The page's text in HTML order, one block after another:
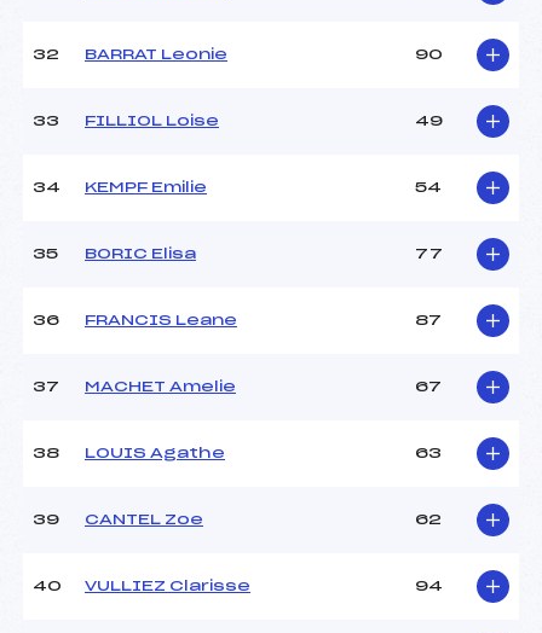
32 BARRAT Leonie 90
33 FILLIOL Loise 49
34 KEMPF Emilie 54
35 BORIC Elisa 77
36 FRANCIS Leane 87
37 MACHET Amelie 67
38 LOUIS Agathe 63
39 CANTEL Zoe 62
40 VULLIEZ Clarisse 94